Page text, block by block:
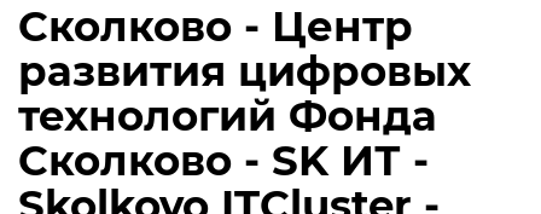
Сколково - Центр
развития цифровых
технологий Фонда
Сколково - SK ИТ -